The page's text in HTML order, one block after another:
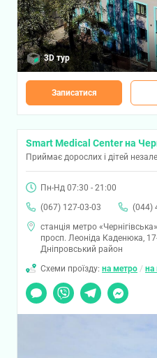
3D тур
Записатися
Smart Medical Center на
Приймає дорослих і дітей
Пн-Нд 07:30 - 21:00
(067) 127-03-03
(044)
станція метро «Чернігівська»
просп. Леоніда Каденюка,
Дніпровський район
Схеми проїзду: на метро / на
Чат
Viber TelegramMessenger